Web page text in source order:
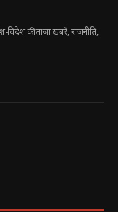
विदेश की ताज़ा खबरें, राजनीति,